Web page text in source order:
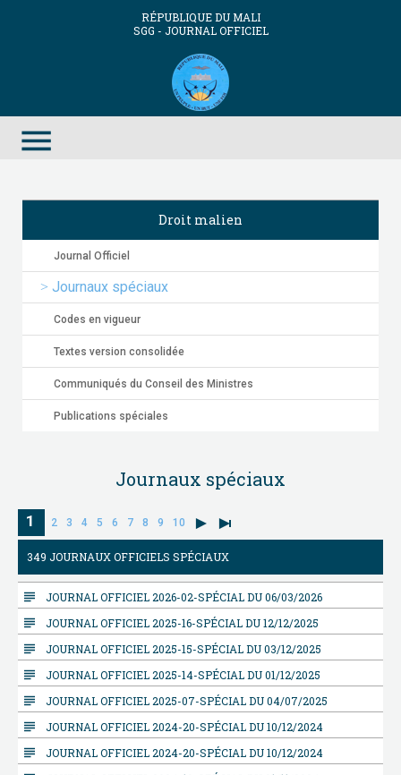
RÉPUBLIQUE DU MALI
SGG - JOURNAL OFFICIEL
menu
Droit malien
Journal Officiel
Journaux spéciaux
Codes en vigueur
Textes version consolidée
Communiqués du Conseil des Ministres
Publications spéciales
Journaux spéciaux
1 2 3 4 5 6 7 8 9 10
349 JOURNAUX OFFICIELS SPÉCIAUX
subject JOURNAL OFFICIEL 2026-02-SPÉCIAL DU 06/03/2026
subject JOURNAL OFFICIEL 2025-16-SPÉCIAL DU 12/12/2025
subject JOURNAL OFFICIEL 2025-15-SPÉCIAL DU 03/12/2025
subject JOURNAL OFFICIEL 2025-14-SPÉCIAL DU 01/12/2025
subject JOURNAL OFFICIEL 2025-07-SPÉCIAL DU 04/07/2025
subject JOURNAL OFFICIEL 2024-20-SPÉCIAL DU 10/12/2024
subject JOURNAL OFFICIEL 2024-20-SPÉCIAL DU 10/12/2024